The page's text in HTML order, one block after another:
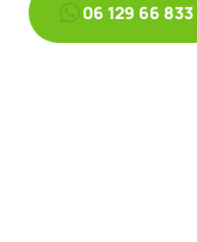
06 129 66 833